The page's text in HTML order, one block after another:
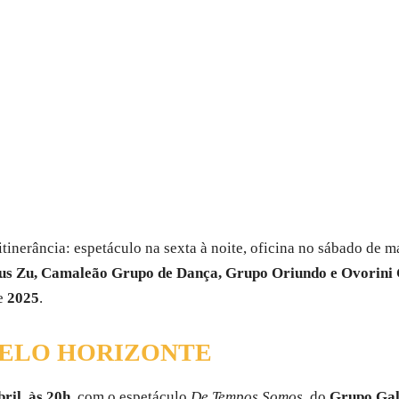
espetáculo na sexta à noite, oficina no sábado de
Zu, Camaleão Grupo de Dança, Grupo Oriundo e
2025.
HORIZONTE